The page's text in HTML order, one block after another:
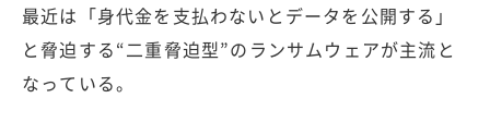
最近は「身代金を支払わないとデータを公開する」
と脅迫する“二重脅迫型”のランサムウェアが主流と
なっている。